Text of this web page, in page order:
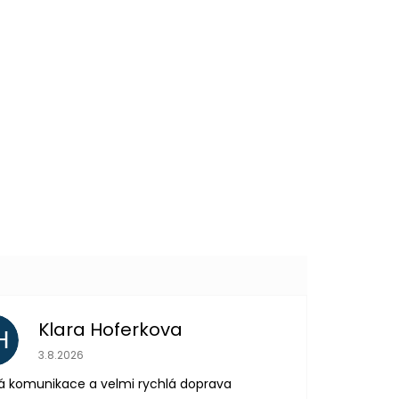
Klara Hoferkova
Hodnocení obchodu je 5 z 5 hvězdiček.
3.8.2026
komunikace a velmi rychlá doprava